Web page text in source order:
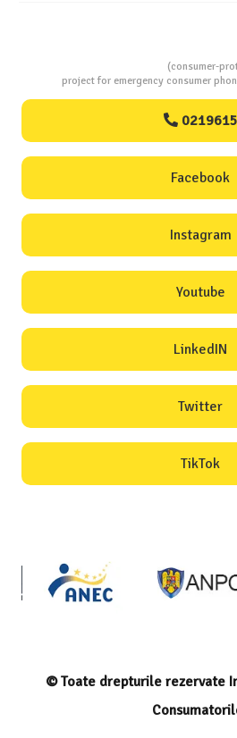
(consumer-
project for emergency consumer
0219615
Facebook
Instagram
Youtube
LinkedIN
Twitter
TikTok
© Toate drepturile rezervate